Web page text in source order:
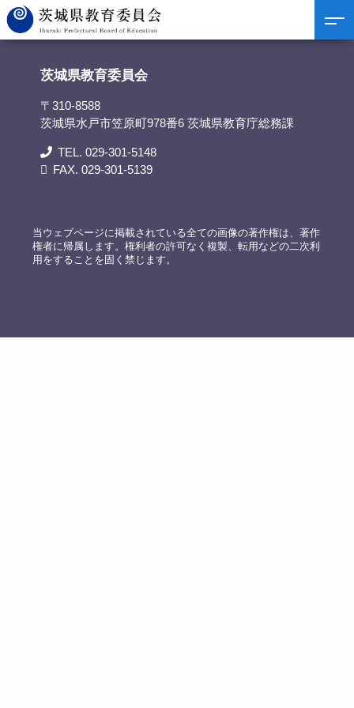
茨城県教育委員会>リンク集>友部特別支援学校
茨城県教育委員会
〒310-8588
茨城県水戸市笠原町978番6 茨城県教育庁総務課
TEL. 029-301-5148
FAX. 029-301-5139
当ウェブページに掲載されている全ての画像の著作権は、著作
権者に帰属します。権利者の許可なく複製、転用などの二次利
用をすることを固く禁じます。